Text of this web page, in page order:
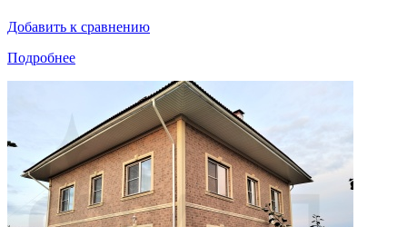
Добавить к сравнению
Подробнее